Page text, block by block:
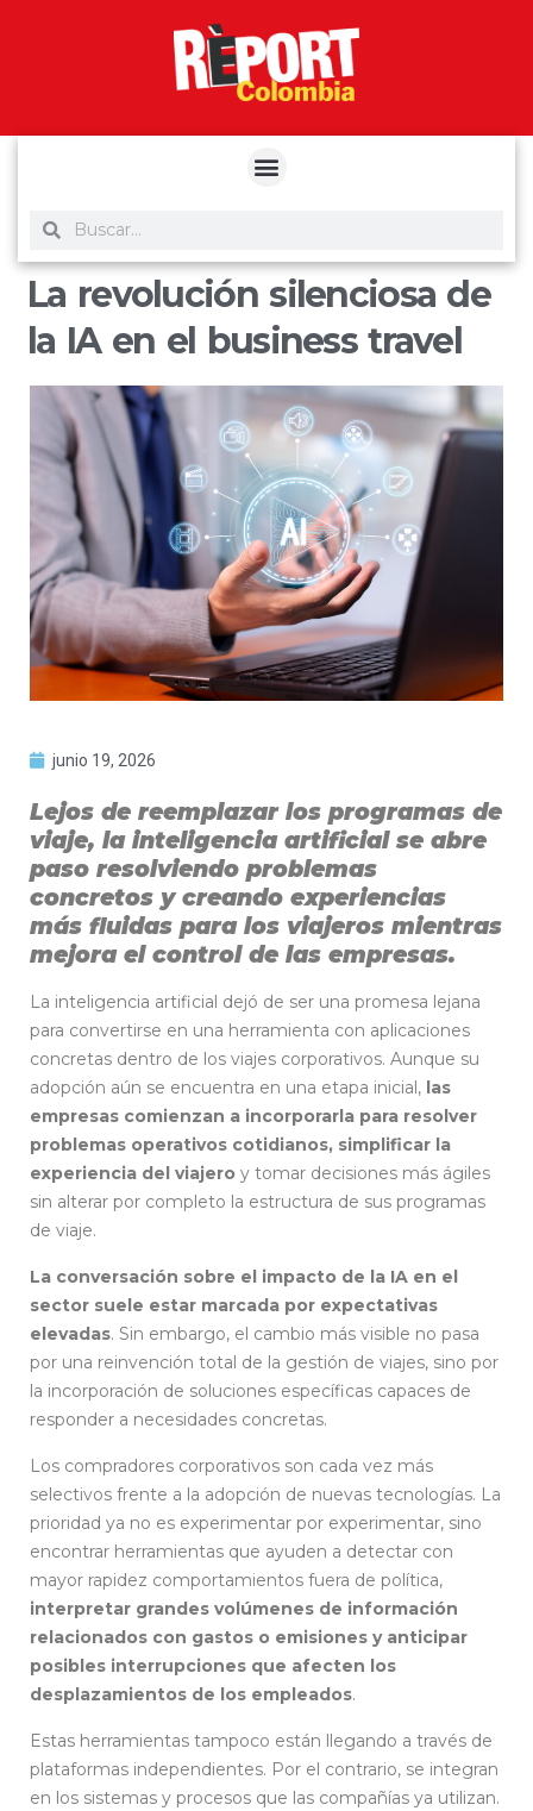
La revolución silenciosa de
la IA en el business travel
junio 19, 2026
Lejos de reemplazar los programas de
viaje, la inteligencia artificial se abre
paso resolviendo problemas
concretos y creando experiencias
más fluidas para los viajeros mientras
mejora el control de las empresas.
La inteligencia artificial dejó de ser una promesa lejana
para convertirse en una herramienta con aplicaciones
concretas dentro de los viajes corporativos. Aunque su
adopción aún se encuentra en una etapa inicial, las
empresas comienzan a incorporarla para resolver
problemas operativos cotidianos, simplificar la
experiencia del viajero y tomar decisiones más ágiles
sin alterar por completo la estructura de sus programas
de viaje.
La conversación sobre el impacto de la IA en el
sector suele estar marcada por expectativas
elevadas. Sin embargo, el cambio más visible no pasa
por una reinvención total de la gestión de viajes, sino por
la incorporación de soluciones específicas capaces de
responder a necesidades concretas.
Los compradores corporativos son cada vez más
selectivos frente a la adopción de nuevas tecnologías. La
prioridad ya no es experimentar por experimentar, sino
encontrar herramientas que ayuden a detectar con
mayor rapidez comportamientos fuera de política,
interpretar grandes volúmenes de información
relacionados con gastos o emisiones y anticipar
posibles interrupciones que afecten los
desplazamientos de los empleados.
Estas herramientas tampoco están llegando a través de
plataformas independientes. Por el contrario, se integran
en los sistemas y procesos que las compañías ya utilizan.